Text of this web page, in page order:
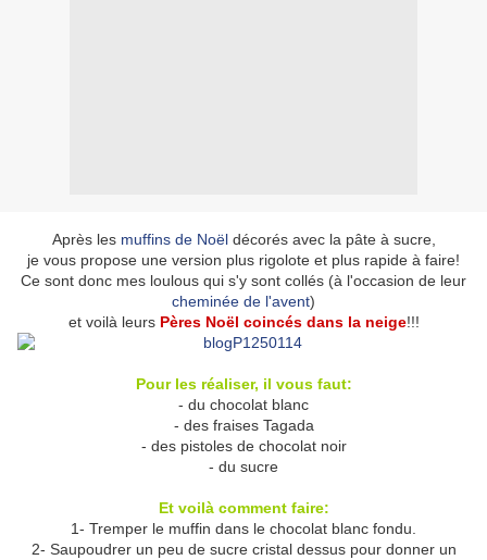
Après les muffins de Noëldécorés avec la pâte à sucre,
je vous propose une version plus rigolote et plus rapide à faire!
Ce sont donc mes loulous qui s'y sont collés (à l'occasion de leur
cheminée de l'avent)
et voilà leurs Pères Noël coincés dans la neige!!!
Pour les réaliser, il vous faut:
- du chocolat blanc
- des fraises Tagada
- des pistoles de chocolat noir
- du sucre
Et voilà comment faire:
1- Tremper le muffin dans le chocolat blanc fondu.
2- Saupoudrer un peu de sucre cristal dessus pour donner un